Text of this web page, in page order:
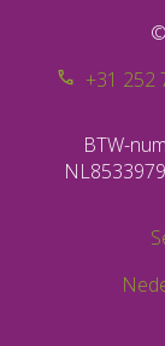
+31 252
BTW-